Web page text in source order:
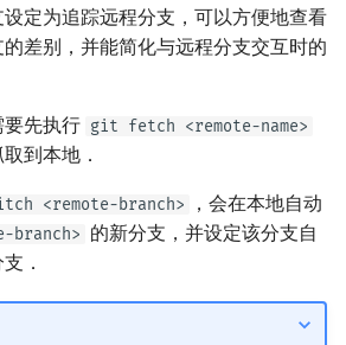
定为追踪远程分支，可以方便地查看
差别，并能简化与远程分支交互时的
先执行 git fetch <remote-name>
到本地．
<remote-branch>
，会在本地自动
branch> 的新分支，并设定该分支自
．